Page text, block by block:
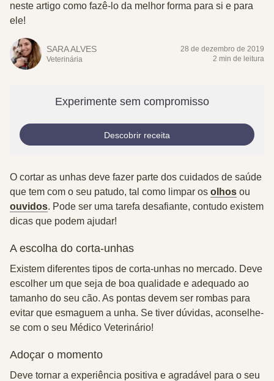
neste artigo como fazê-lo da melhor forma para si e para
ele!
SARA ALVES
Veterinária
28 de dezembro de 2019
2 min de leitura
Experimente sem compromisso
Descobrir receita
O cortar as unhas deve fazer parte dos cuidados de saúde
que tem com o seu patudo, tal como limpar os olhos ou
ouvidos. Pode ser uma tarefa desafiante, contudo existem
dicas que podem ajudar!
A escolha do corta-unhas
Existem diferentes tipos de corta-unhas no mercado. Deve
escolher um que seja de boa qualidade e adequado ao
tamanho do seu cão. As pontas devem ser rombas para
evitar que esmaguem a unha. Se tiver dúvidas, aconselhe-
se com o seu Médico Veterinário!
Adoçar o momento
Deve tornar a experiência positiva e agradável para o seu